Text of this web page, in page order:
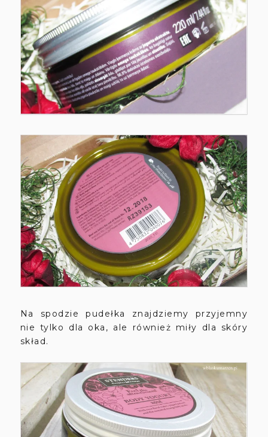
Na spodzie pudełka znajdziemy przyjemny
nie tylko dla oka, ale również miły dla skóry
skład.